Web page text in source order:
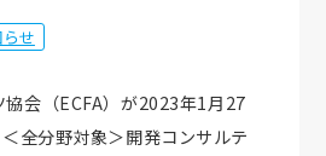
せ
会（ECFA）が2023年1月27
全分野対象＞開発コンサルテ